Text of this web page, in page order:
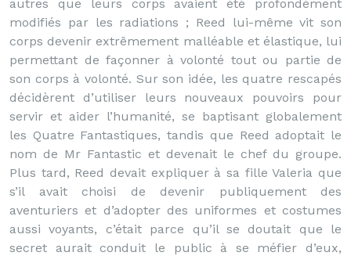
autres que leurs corps avaient été profondément
modifiés par les radiations ; Reed lui-même vit son
corps devenir extrêmement malléable et élastique, lui
permettant de façonner à volonté tout ou partie de
son corps à volonté. Sur son idée, les quatre rescapés
décidèrent d’utiliser leurs nouveaux pouvoirs pour
servir et aider l’humanité, se baptisant globalement
les Quatre Fantastiques, tandis que Reed adoptait le
nom de Mr Fantastic et devenait le chef du groupe.
Plus tard, Reed devait expliquer à sa fille Valeria que
s’il avait choisi de devenir publiquement des
aventuriers et d’adopter des uniformes et costumes
aussi voyants, c’était parce qu’il se doutait que le
secret aurait conduit le public à se méfier d’eux,